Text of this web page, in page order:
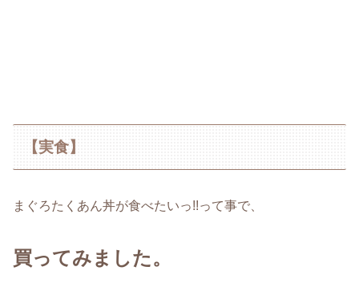
【実食】
まぐろたくあん丼が食べたいっ!!って事で、
買ってみました。